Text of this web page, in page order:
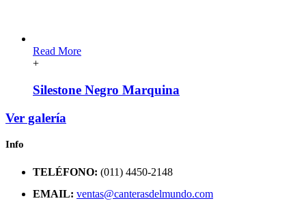
Read More
+
Silestone Negro Marquina
Ver galería
Info
TELÉFONO: (011) 4450-2148
EMAIL: ventas@canterasdelmundo.com